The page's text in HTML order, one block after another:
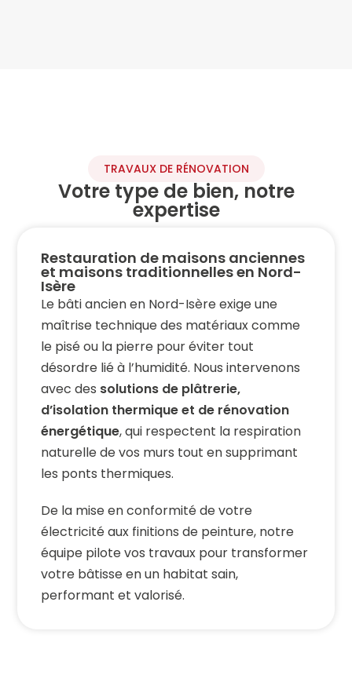
TRAVAUX DE RÉNOVATION
Votre type de bien, notre
expertise
Restauration de maisons anciennes
et maisons traditionnelles en Nord-
Isère
Le bâti ancien en Nord-Isère exige une
maîtrise technique des matériaux comme
le pisé ou la pierre pour éviter tout
désordre lié à l’humidité. Nous intervenons
avec des solutions de plâtrerie,
d’isolation thermique et de rénovation
énergétique, qui respectent la respiration
naturelle de vos murs tout en supprimant
les ponts thermiques.
De la mise en conformité de votre
électricité aux finitions de peinture, notre
équipe pilote vos travaux pour transformer
votre bâtisse en un habitat sain,
performant et valorisé.